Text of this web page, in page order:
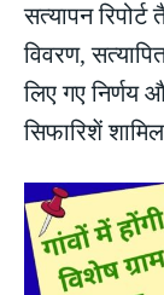
सत्यापन
विवरण,
लिए गए निर्णय
सिफारिशें शामिल